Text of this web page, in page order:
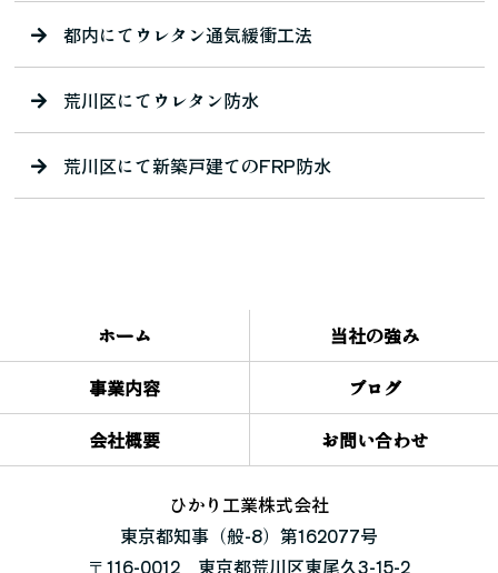
都内にてウレタン通気緩衝工法
荒川区にてウレタン防水
荒川区にて新築戸建てのFRP防水
ホーム
当社の強み
事業内容
ブログ
会社概要
お問い合わせ
ひかり工業株式会社
東京都知事（般-8）第162077号
〒116-0012 東京都荒川区東尾久3-15-2